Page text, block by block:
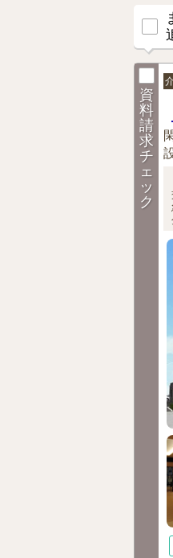
資
料
請
求
チ
ェ
ッ
ク